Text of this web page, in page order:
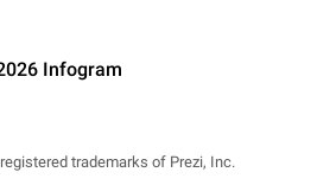
Infogram
trademarks of Prezi, Inc.